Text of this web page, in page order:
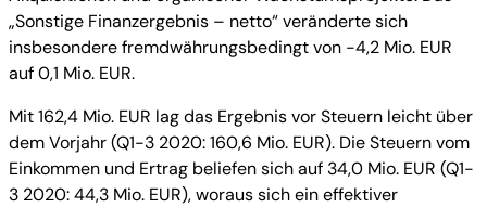
„Sonstige Finanzergebnis – netto“ veränderte sich
insbesondere fremdwährungsbedingt von -4,2 Mio. EUR
auf 0,1 Mio. EUR.
Mit 162,4 Mio. EUR lag das Ergebnis vor Steuern leicht über
dem Vorjahr (Q1-3 2020: 160,6 Mio. EUR). Die Steuern vom
Einkommen und Ertrag beliefen sich auf 34,0 Mio. EUR (Q1-
3 2020: 44,3 Mio. EUR), woraus sich ein effektiver